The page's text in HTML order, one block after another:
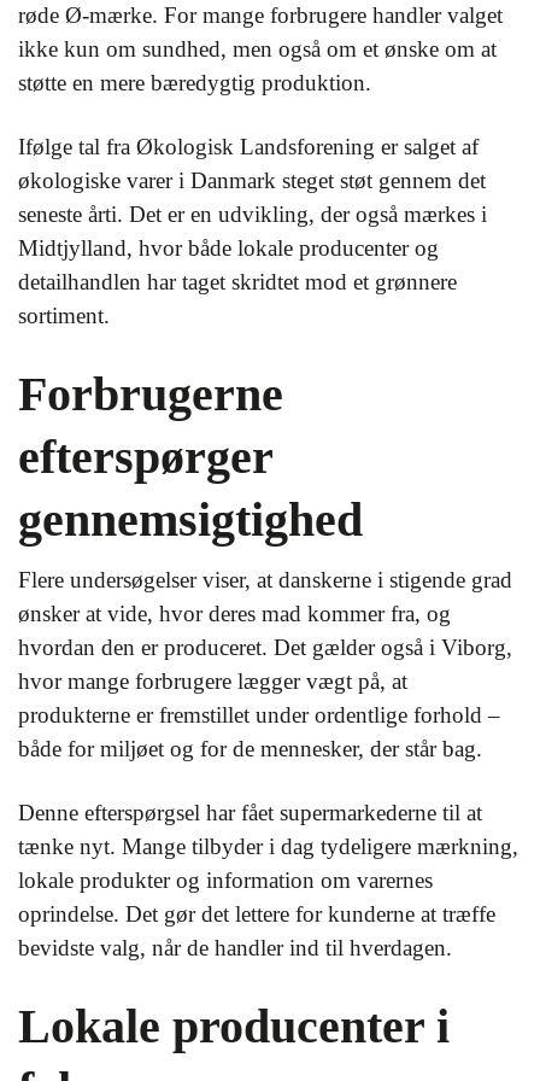
røde Ø-mærke. For mange forbrugere handler valget
ikke kun om sundhed, men også om et ønske om at
støtte en mere bæredygtig produktion.
Ifølge tal fra Økologisk Landsforening er salget af
økologiske varer i Danmark steget støt gennem det
seneste årti. Det er en udvikling, der også mærkes i
Midtjylland, hvor både lokale producenter og
detailhandlen har taget skridtet mod et grønnere
sortiment.
Forbrugerne
efterspørger
gennemsigtighed
Flere undersøgelser viser, at danskerne i stigende grad
ønsker at vide, hvor deres mad kommer fra, og
hvordan den er produceret. Det gælder også i Viborg,
hvor mange forbrugere lægger vægt på, at
produkterne er fremstillet under ordentlige forhold –
både for miljøet og for de mennesker, der står bag.
Denne efterspørgsel har fået supermarkederne til at
tænke nyt. Mange tilbyder i dag tydeligere mærkning,
lokale produkter og information om varernes
oprindelse. Det gør det lettere for kunderne at træffe
bevidste valg, når de handler ind til hverdagen.
Lokale producenter i